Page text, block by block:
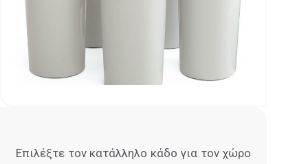
Επιλέξτε τον κατάλληλο κάδο για τον χώρο